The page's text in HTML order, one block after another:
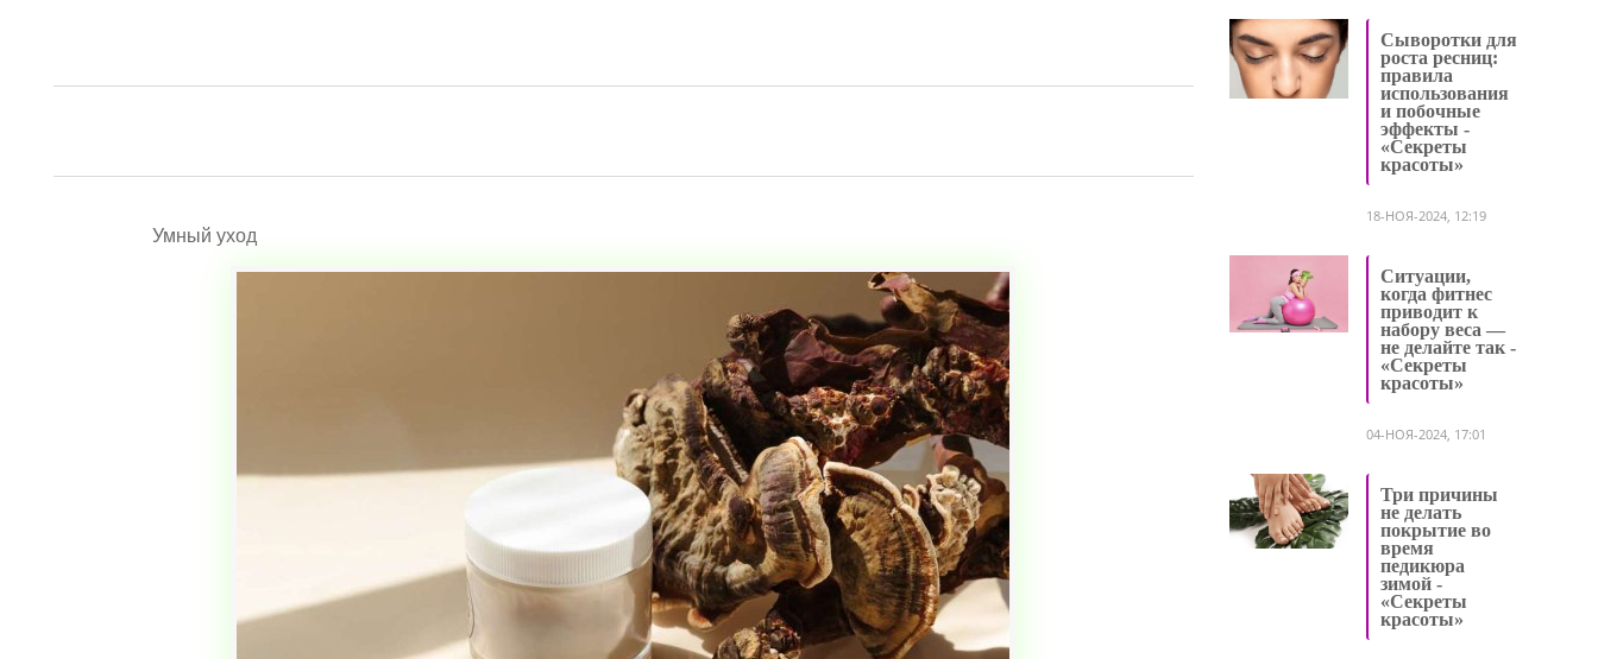
Умный уход
Сыворотки для
роста ресниц:
правила
использования
и побочные
эффекты -
«Секреты
красоты»
18-НОЯ-2024, 12:19
Ситуации,
когда фитнес
приводит к
набору веса —
не делайте так -
«Секреты
красоты»
04-НОЯ-2024, 17:01
Три причины
не делать
покрытие во
время
педикюра
зимой -
«Секреты
красоты»